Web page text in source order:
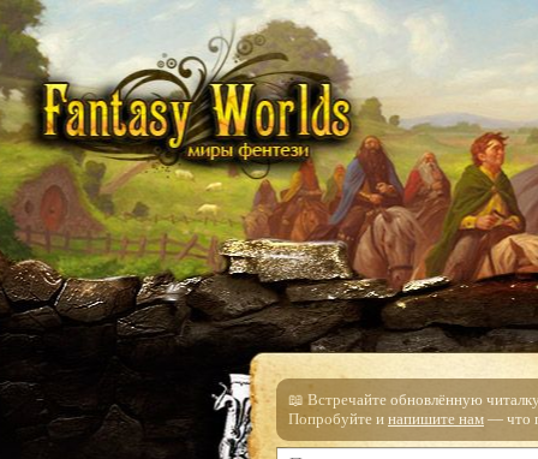
📖 Встречайте обновлённую
Попробуйте и напишите нам — что